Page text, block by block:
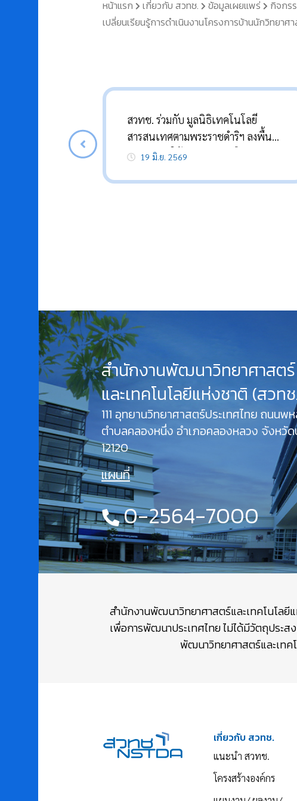
หน้าแรก เกี่ยวกับ สวทช. ข้อมูลเผยแพร่ กิจกร
เปลี่ยนเรียนรู้การดำเนินงานโครงการบ้านนักวิทยา
สวทช. ร่วมกับ มูลนิธิเทคโนโลยี
สารสนเทศตามพระราชดำริฯ ลงพื้นที่
ติดตามการให้ความช่วยเหลือสามเณร
พะเยา
19 มิ.ย. 2569
สำนักงานพัฒนาวิทยาศาสตร์
และเทคโนโลยีแห่งชาติ (สวท
111 อุทยานวิทยาศาสตร์ประเทศไทย ถนนพ
ตำบลคลองหนึ่ง อำเภอคลองหลวง จังหวั
12120
แผนที่
0-2564-7000
สำนักงานพัฒนาวิทยาศาสตร์และเทคโนโลยี
เพื่อการพัฒนาประเทศไทย ไม่ได้มีวัตถุประ
พัฒนาวิทยาศาสตร์และเทค
เกี่ยวกับ สวทช.
แนะนำ สวทช.
โครงสร้างองค์กร